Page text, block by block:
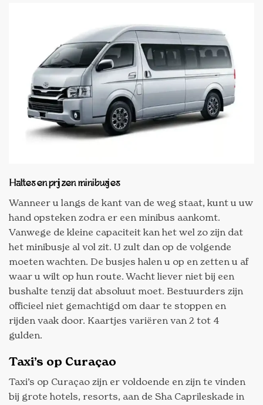
Haltes en prijzen minibusjes
Wanneer u langs de kant van de weg staat, kunt u uw
hand opsteken zodra er een minibus aankomt.
Vanwege de kleine capaciteit kan het wel zo zijn dat
het minibusje al vol zit. U zult dan op de volgende
moeten wachten. De busjes halen u op en zetten u af
waar u wilt op hun route. Wacht liever niet bij een
bushalte tenzij dat absoluut moet. Bestuurders zijn
officieel niet gemachtigd om daar te stoppen en
rijden vaak door. Kaartjes variëren van 2 tot 4
gulden.
Taxi’s op Curaçao
Taxi’s op Curaçao zijn er voldoende en zijn te vinden
bij grote hotels, resorts, aan de Sha Caprileskade in